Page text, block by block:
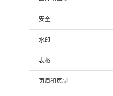
安全
水印
表格
页眉和页脚